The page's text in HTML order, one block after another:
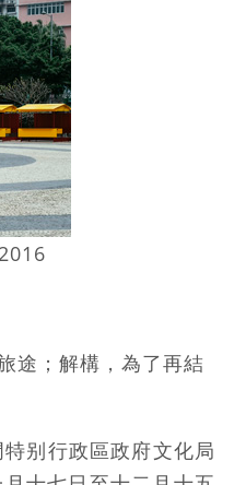
途；解構，為了再結
别行政區政府文化局